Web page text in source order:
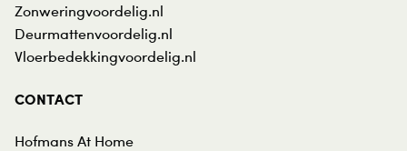
Zonweringvoordelig.nl
Deurmattenvoordelig.nl
Vloerbedekkingvoordelig.nl
CONTACT
Hofmans At Home